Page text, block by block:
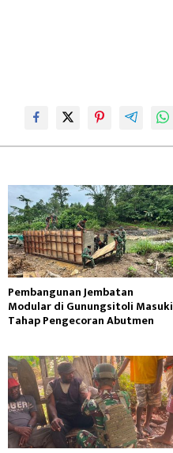
Pembangunan Jembatan
Modular di Gunungsitoli Masuki
Tahap Pengecoran Abutmen